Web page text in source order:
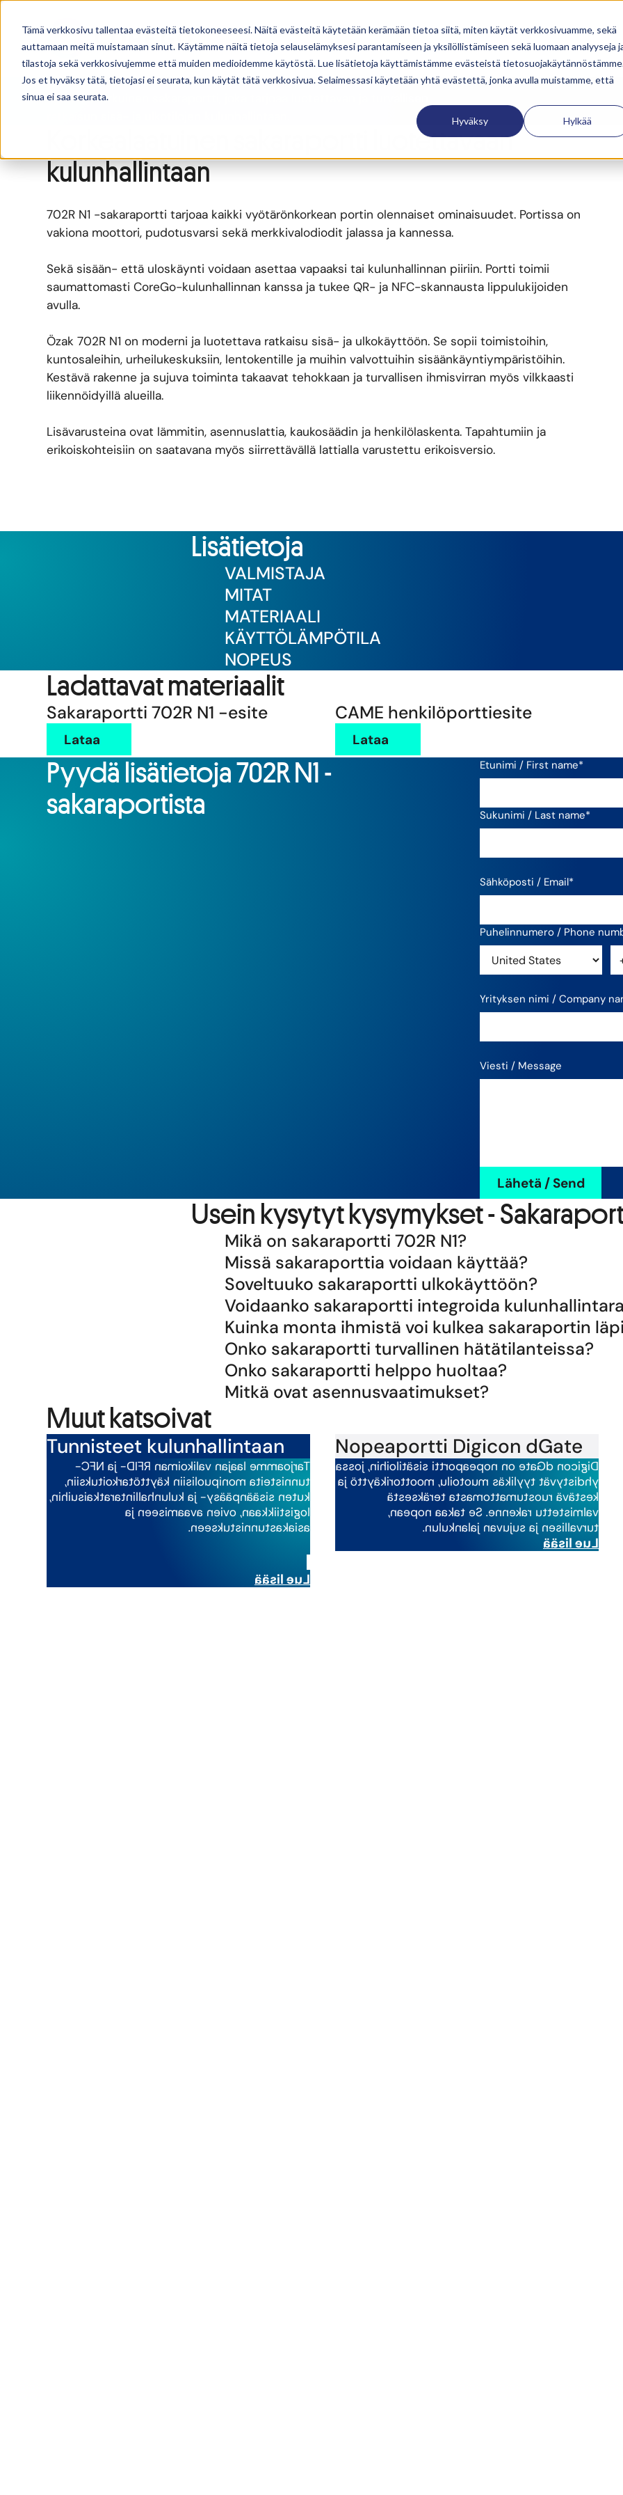
Tämä verkkosivu tallentaa evästeitä tietokoneeseesi. Näitä evästeitä käytetään kerämään tietoa siitä, miten käytät verkkosivuamme, sekä
auttamaan meitä muistamaan sinut. Käytämme näitä tietoja selauselämyksesi parantamiseen ja yksilöllistämiseen sekä luomaan analyyseja
tilastoja sekä verkkosivujemme että muiden medioidemme käytöstä. Lue lisätietoja käyttämistämme evästeistä
Jos et hyväksy tätä, tietojasi ei seurata, kun käytät tätä verkkosivua. Selaimessasi käytetään yhtä evästettä, jonka avulla muistamme, että
sinua ei saa seurata.
Hyväksy Hylkää
Sakaraportti 702R N1
702R N1 on vankka, ruostumattomasta teräksestä valmistettu
vyötärönkorkuinen sakaraportti, joka tarjoaa luotettavan ja turvallisen
Korkealaatuinen sakaraportti luotettavaan
kulunhallintaan
702R N1 -sakaraportti tarjoaa kaikki vyötärönkorkean portin olennaiset ominaisuudet. Portissa on
vakiona moottori, pudotusvarsi sekä merkkivalodiodit jalassa ja kannessa.
Sekä sisään- että uloskäynti voidaan asettaa vapaaksi tai kulunhallinnan piiriin. Portti toimii
saumattomasti CoreGo-kulunhallinnan kanssa ja tukee QR- ja NFC-skannausta lippulukijoiden
avulla.
Özak 702R N1 on moderni ja luotettava ratkaisu sisä- ja ulkokäyttöön. Se sopii toimistoihin,
kuntosaleihin, urheilukeskuksiin, lentokentille ja muihin valvottuihin sisäänkäyntiympäristöihin.
Kestävä rakenne ja sujuva toiminta takaavat tehokkaan ja turvallisen ihmisvirran myös vilkkaasti
liikennöidyillä alueilla.
Lisävarusteina ovat lämmitin, asennuslattia, kaukosäädin ja henkilölaskenta. Tapahtumiin ja
erikoiskohteisiin on saatavana myös siirrettävällä lattialla varustettu erikoisversio.
Lisätietoja
VALMISTAJA
MITAT
MATERIAALI
KÄYTTÖLÄMPÖTILA
NOPEUS
Ladattavat materiaalit
Sakaraportti 702R N1 -esite
Lataa
CAME henkilöporttiesite
Lataa
Pyydä lisätietoja 702R N1 -
sakaraportista
Etunimi / First name*
Sukunimi / Last name*
Sähköposti / Email*
Puhelinnumero / Phone
Yrityksen nimi / Company
Viesti / Message
Usein kysytyt kysymykset -
Mikä on sakaraportti 702R N1?
Missä sakaraporttia voidaan käyttää?
Soveltuuko sakaraportti ulkokäyttöön?
Voidaanko sakaraportti integroida
Kuinka monta ihmistä voi kulkea sakaraportin
Onko sakaraportti turvallinen hätätilanteissa?
Onko sakaraportti helppo huoltaa?
Mitkä ovat asennusvaatimukset?
Muut katsoivat
Tunnisteet kulunhallintaan
Tarjoamme laajan valikoiman RFID- ja NFC-
tunnisteita monipuolisiin käyttötarkoituksiin,
kuten sisäänpääsy- ja kulunhallintaratkaisuihin,
logistiikkaan, ovien avaamiseen ja
asiakastunnistukseen.
Lue lisää
Nopeaportti Digicon dGate
Digicon dGate on nopeaportti sisätiloihin, jossa
yhdistyvät tyylikäs muotoilu, moottorikäyttö ja
kestävä ruostumattomasta teräksestä
valmistettu rakenne. Se takaa nopean,
turvallisen ja sujuvan jalankulun.
Lue lisää